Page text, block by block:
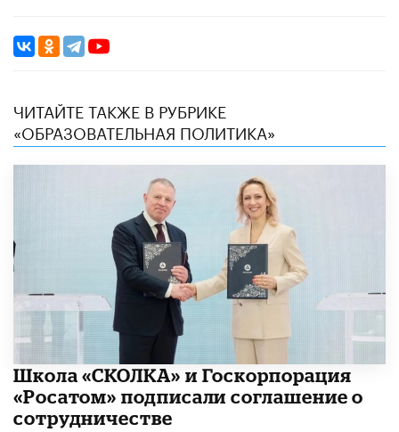
ЧИТАЙТЕ ТАКЖЕ В РУБРИКЕ
«ОБРАЗОВАТЕЛЬНАЯ ПОЛИТИКА»
Школа «СКОЛКА» и Госкорпорация
«Росатом» подписали соглашение о
сотрудничестве